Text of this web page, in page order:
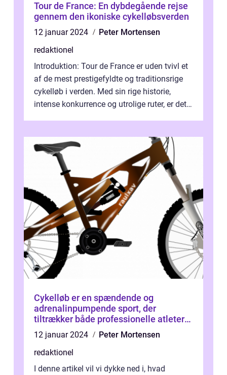
Tour de France: En dybdegående rejse
gennem den ikoniske cykelløbsverden
12 januar 2024
Peter Mortensen
redaktionel
Introduktion: Tour de France er uden tvivl et
af de mest prestigefyldte og traditionsrige
cykelløb i verden. Med sin rige historie,
intense konkurrence og utrolige ruter, er dette
Cykelløb er en spændende og
adrenalinpumpende sport, der
tiltrækker både professionelle atleter
og fritidsentusiaster
12 januar 2024
Peter Mortensen
redaktionel
I denne artikel vil vi dykke ned i, hvad